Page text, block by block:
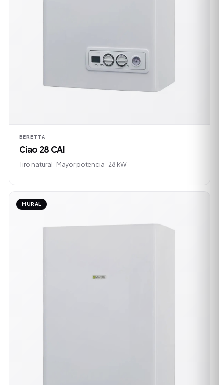
BERETTA
Ciao 28 CAI
Tiro natural · Mayor potencia · 28 kW
MURAL